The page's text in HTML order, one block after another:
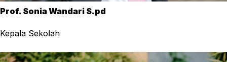
Prof. Sonia Wandari S.pd
Kepala Sekolah